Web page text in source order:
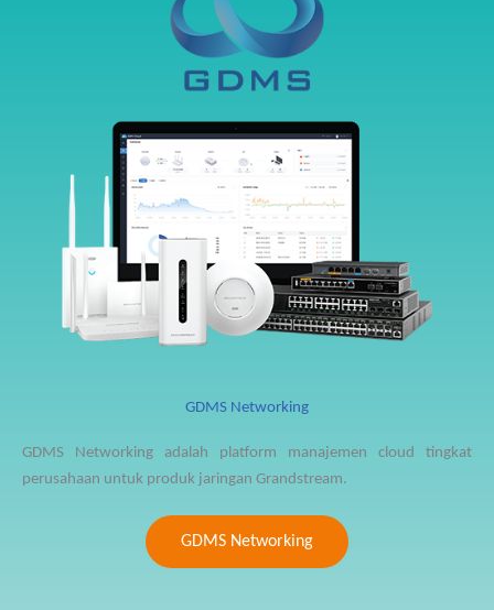
GDMS Networking
GDMS Networking adalah platform manajemen cloud tingkat
perusahaan untuk produk jaringan Grandstream.
GDMS Networking